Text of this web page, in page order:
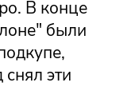
В конце
были
эти